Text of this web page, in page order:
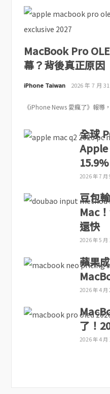
MacBook Pro
幕？背後真正原因
iPhone Taiwan 2026 年 7 月
《iPhone News 愛瘋了》報導
全球
Apple
15.9%
2026 年 7 月
豆包
Mac
還快
2026 年 5 月
蘋果
2026 年 4 月
了！
2026 年 4 月